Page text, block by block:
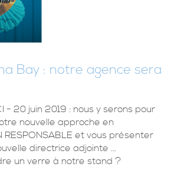
Bay : notre agence sera
- 20 juin 2019 : nous y serons pour
nouvelle approche en
RESPONSABLE et vous présenter
directrice adjointe ...
un verre à notre stand ?